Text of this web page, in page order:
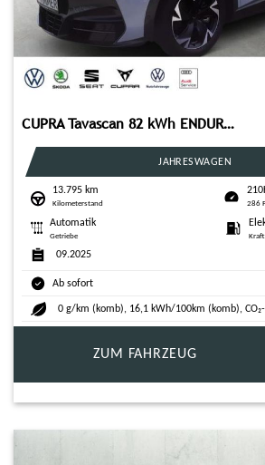
CUPRA Tavascan 82 kWh ENDURANCE +WÄPU +LED +ACC +RKAM
JAHRESWAGEN
13.795 km
Kilometerstand 286
Automatik
Getriebe
09.2025
Ab sofort
0 g/km (komb), 16,1 kWh/100km (komb),
ZUM FAHRZEUG